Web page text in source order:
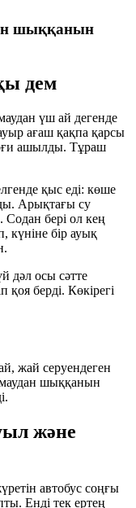
шыққанын
дем
үш ай дегенде
ағаш қақпа қарсы
ашылды. Тұраш
қыс еді: көше
Арықтағы су
Содан бері ол кең
күніне бір ауық
дәл осы сәтте
берді. Көкірегі
жай серуендеген
шыққанын
және
автобус соңғы
Енді тек ертең